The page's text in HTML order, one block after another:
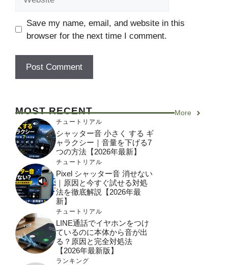
Save my name, email, and website in this
browser for the next time I comment.
MOST RECENT More
チュートリアル
シャッター音 小さく する ギ
ャラクシー｜音量を下げる7
つの方法【2026年最新】
チュートリアル
Pixel シャッター音 消せない
｜原因と今すぐ試せる対処
法を徹底解説【2026年最
新】
チュートリアル
LINE通話でイヤホンをつけ
ているのに本体から音が出
る？原因と完全対処法
【2026年最新版】
ランキング